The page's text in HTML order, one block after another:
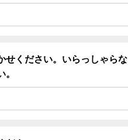
せください。いらっしゃらな